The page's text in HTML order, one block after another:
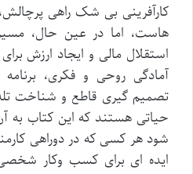
کارآفرینی بی شک راهی
هاست، اما در عین حال،
استقلال مالی و ایجاد ارزش
آمادگی روحی و فکری، برنامه
تصمیم گیری قاطع و شناخت
حیاتی هستند که این کتاب به
شود هر کسی که در دوراهی
ایده ای برای کسب وکار